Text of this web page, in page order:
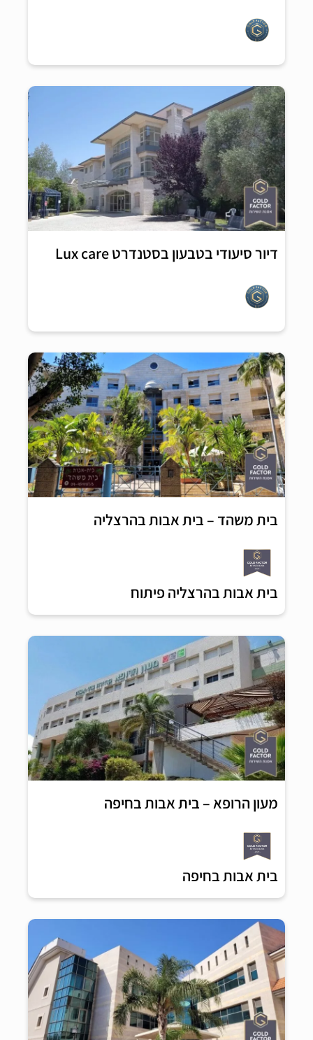
דיור סיעודי בטבעון בסטנדרט Lux care
בית משהד – בית אבות בהרצליה
בית אבות בהרצליה פיתוח
מעון הרופא – בית אבות בחיפה
בית אבות בחיפה